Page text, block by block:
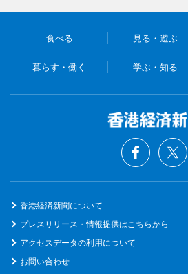
食べる 見る・遊ぶ
暮らす・働く 学ぶ・知る
香港経済新聞について
プレスリリース・情報提供はこちらから
アクセスデータの利用について
お問い合わせ